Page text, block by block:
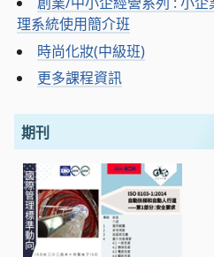
理系統使用簡介班
時尚化妝(中級班)
更多課程資訊
期刊